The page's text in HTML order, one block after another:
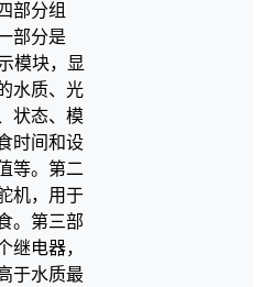
部分组
部分是
模块，显
水质、光
状态、模
时间和设
等。第二
机，用于
。第三部
继电器，
于水质最